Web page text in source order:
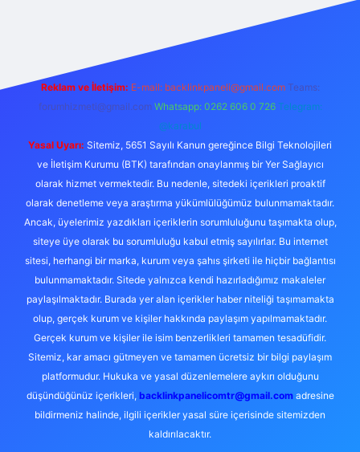
Reklam ve İletişim: E-mail: backlinkpaneli@gmail.com Teams:
forumhizmeti@gmail.com Whatsapp: 0262 606 0 726 Telegram:
@karabul
Yasal Uyarı: Sitemiz, 5651 Sayılı Kanun gereğince Bilgi Teknolojileri
ve İletişim Kurumu (BTK) tarafından onaylanmış bir Yer Sağlayıcı
olarak hizmet vermektedir. Bu nedenle, sitedeki içerikleri proaktif
olarak denetleme veya araştırma yükümlülüğümüz bulunmamaktadır.
Ancak, üyelerimiz yazdıkları içeriklerin sorumluluğunu taşımakta olup,
siteye üye olarak bu sorumluluğu kabul etmiş sayılırlar. Bu internet
sitesi, herhangi bir marka, kurum veya şahıs şirketi ile hiçbir bağlantısı
bulunmamaktadır. Sitede yalnızca kendi hazırladığımız makaleler
paylaşılmaktadır. Burada yer alan içerikler haber niteliği taşımamakta
olup, gerçek kurum ve kişiler hakkında paylaşım yapılmamaktadır.
Gerçek kurum ve kişiler ile isim benzerlikleri tamamen tesadüfidir.
Sitemiz, kar amacı gütmeyen ve tamamen ücretsiz bir bilgi paylaşım
platformudur. Hukuka ve yasal düzenlemelere aykırı olduğunu
düşündüğünüz içerikleri, backlinkpanelicomtr@gmail.comadresine
bildirmeniz halinde, ilgili içerikler yasal süre içerisinde sitemizden
kaldırılacaktır.